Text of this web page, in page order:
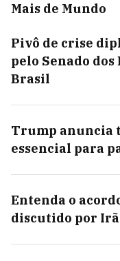
Mais de Mundo
Pivô de crise
pelo Senado
Brasil
Trump anuncia
essencial para
Entenda o
discutido por Irã,